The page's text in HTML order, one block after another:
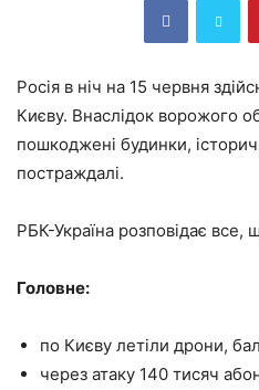
Росія в ніч на 15 червня
Києву. Внаслідок ворожого
пошкоджені будинки,
постраждалі.
РБК-Україна розповідає все,
Головне:
по Києву летіли дрони,
через атаку 140 тисяч